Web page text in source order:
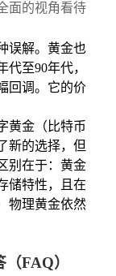
面的视角看待
误解。黄金也
至90年代，
回调。它的价
黄金（比特币
新的选择，但
别在于：黄金
储特性，且在
物理黄金依然
FAQ）